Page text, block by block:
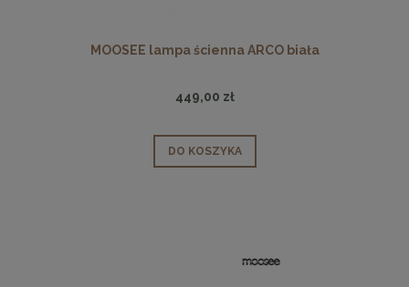
MOOSEE lampa ścienna ARCO biała
449,00 zł
DO KOSZYKA